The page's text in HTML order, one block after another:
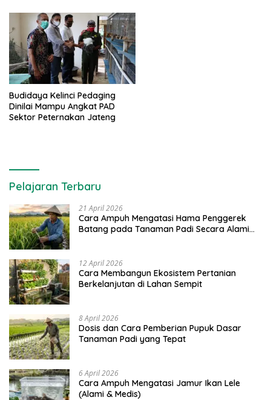
Budidaya Kelinci Pedaging
Dinilai Mampu Angkat PAD
Sektor Peternakan Jateng
Pelajaran Terbaru
21 April 2026
Cara Ampuh Mengatasi Hama Penggerek
Batang pada Tanaman Padi Secara Alami
12 April 2026
Cara Membangun Ekosistem Pertanian
Berkelanjutan di Lahan Sempit
8 April 2026
Dosis dan Cara Pemberian Pupuk Dasar
Tanaman Padi yang Tepat
6 April 2026
Cara Ampuh Mengatasi Jamur Ikan Lele
(Alami & Medis)